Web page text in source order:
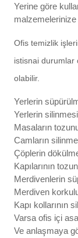
Yerine göre
Ofis temizlik
istisnai durumlar
olabilir.
Yerlerin
Yerlerin
Masaların
Camların
Çöplerin
Kapılarının
Merdivenlerin
Merdiven
Kapı kollarının
Varsa ofis içi
Ve anlaşmaya